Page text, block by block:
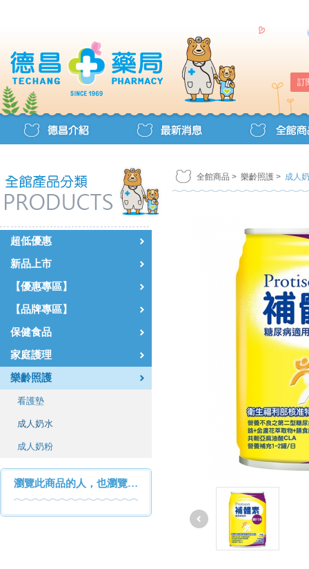
訂
超低優惠
新品上市
【優惠專區】
【品牌專區】
保健食品
家庭護理
樂齡照護
看護墊
成人奶水
成人奶粉
瀏覽此商品的人，也瀏覽…
全館商品 > 樂齡照護 > 成人